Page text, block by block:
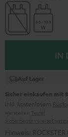
IN
Auf Lager
Sicher einkaufen mit
inkl. kostenlosem
Hinweis: